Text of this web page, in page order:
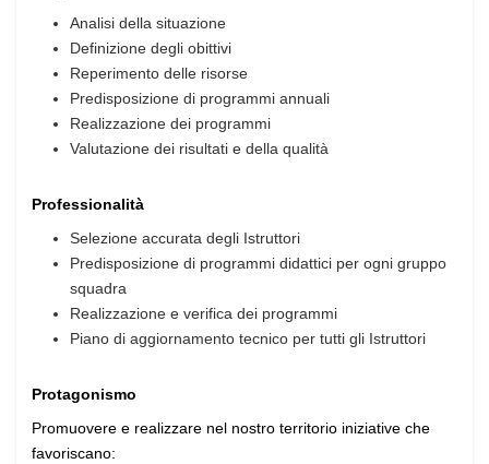
Analisi della situazione
Definizione degli obittivi
Reperimento delle risorse
Predisposizione di programmi annuali
Realizzazione dei programmi
Valutazione dei risultati e della qualità
Professionalità
Selezione accurata degli Istruttori
Predisposizione di programmi didattici per ogni gruppo
squadra
Realizzazione e verifica dei programmi
Piano di aggiornamento tecnico per tutti gli Istruttori
Protagonismo
Promuovere e realizzare nel nostro territorio iniziative che
favoriscano: